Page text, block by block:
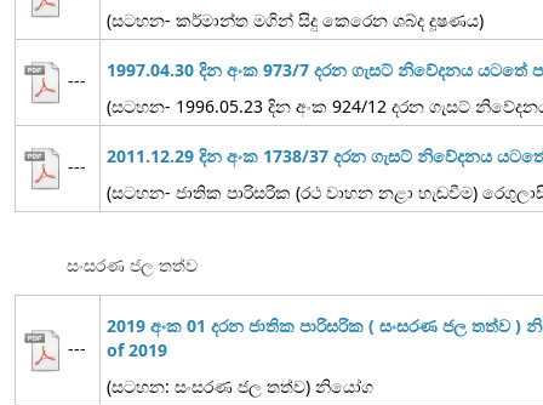
(සටහන- කර්මාන්ත මගින් සිදු කෙරෙන ශබ්ද දූෂණය)
---
1997.04.30 දින අංක 973/7 දරන ගැසට් නිවේදනය යටතේ
(සටහන- 1996.05.23 දින අංක 924/12 දරන ගැසට්
---
2011.12.29 දින අංක 1738/37 දරන ගැසට් නිවේදනය
(සටහන- ජාතික පාරිසරික (රථ වාහන නළා හැඬවීම)
සංසරණ ජල තත්ව
---
2019 අංක 01 දරන ජාතික පාරිසරික ( සංසරණ ජල තත්ව )
of 2019
(සටහන: සංසරණ ජල තත්ව) නියෝග